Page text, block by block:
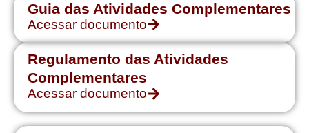
Guia das Atividades Complementares
Acessar documento
Regulamento das Atividades
Complementares
Acessar documento